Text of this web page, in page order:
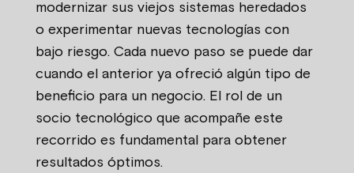
modernizar sus viejos sistemas heredados
o experimentar nuevas tecnologías con
bajo riesgo. Cada nuevo paso se puede dar
cuando el anterior ya ofreció algún tipo de
beneficio para un negocio. El rol de un
socio tecnológico que acompañe este
recorrido es fundamental para obtener
resultados óptimos.